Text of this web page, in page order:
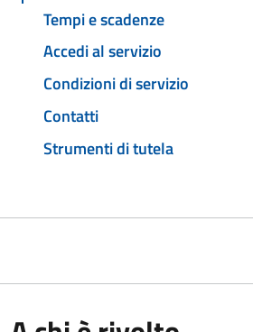
Tempi e scadenze
Accedi al servizio
Condizioni di servizio
Contatti
Strumenti di tutela